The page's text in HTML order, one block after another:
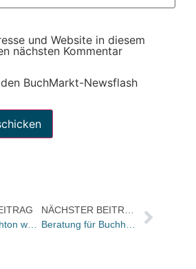
und Website in diesem
nächsten Kommentar
BuchMarkt-Newsflash
Michael Crichton wechselt Verlag/Teuerster Autor der Welt